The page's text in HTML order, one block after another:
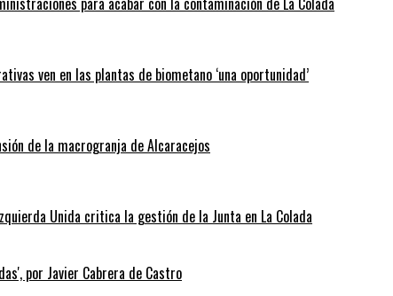
ven en las plantas de biometano ‘una oportunidad’
de la macrogranja de Alcaracejos
Unida critica la gestión de la Junta en La Colada